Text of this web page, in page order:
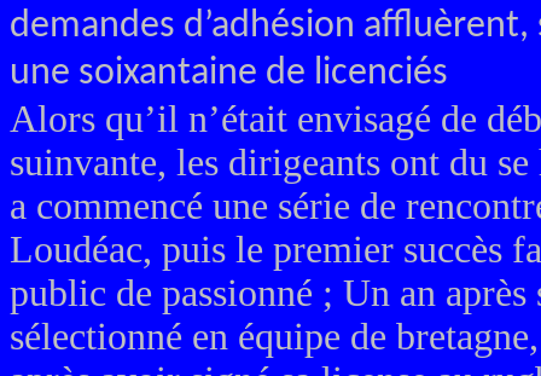
demandes d’adhésion
une soixantaine de licenciés
Alors qu’il n’était envisagé de
suinvante, les dirigeants ont du
a commencé une série de
Loudéac, puis le premier succès
public de passionné ; Un an
sélectionné en équipe de